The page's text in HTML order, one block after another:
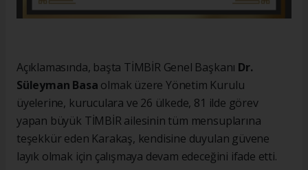
Açıklamasında, başta TİMBİR Genel Başkanı Dr.
Süleyman Basa olmak üzere Yönetim Kurulu
üyelerine, kuruculara ve 26 ülkede, 81 ilde görev
yapan büyük TİMBİR ailesinin tüm mensuplarına
teşekkür eden Karakaş, kendisine duyulan güvene
layık olmak için çalışmaya devam edeceğini ifade etti.